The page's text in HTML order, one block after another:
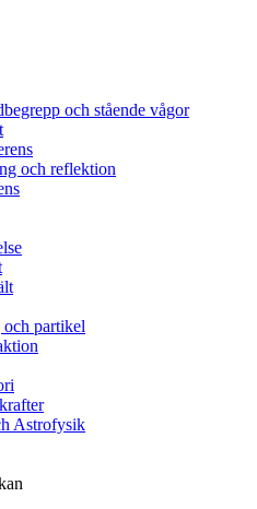
och stående vågor
och reflektion
partikel
Astrofysik